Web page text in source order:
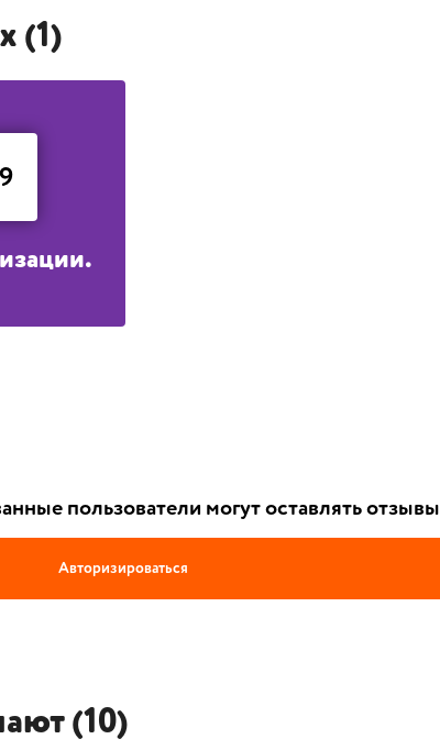
(1)
пользователи могут оставлять отзывы
Авторизироваться
(10)